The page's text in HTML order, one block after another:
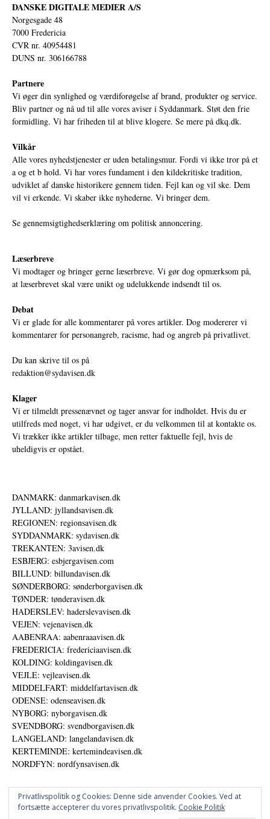
DANSKE DIGITALE MEDIER A/S
Norgesgade 48
7000 Fredericia
CVR nr. 40954481
DUNS nr. 306166788
Partnere
Vi øger din synlighed og værdiforøgelse af brand, produkter og service.
Bliv partner og nå ud til alle vores aviser i Syddanmark. Støt den frie
formidling. Vi har friheden til at blive klogere. Se mere på dkq.dk.
Vilkår
Alle vores nyhedstjenester er uden betalingsmur. Fordi vi ikke tror på et
a og et b hold. Vi har vores fundament i den kildekritiske tradition,
udviklet af danske historikere gennem tiden. Fejl kan og vil ske. Dem
vil vi erkende. Vi skaber ikke nyhederne. Vi bringer dem.
Se gennemsigtighedserklæring om politisk annoncering.
Læserbreve
Vi modtager og bringer gerne læserbreve. Vi gør dog opmærksom på,
at læserbrevet skal være unikt og udelukkende indsendt til os.
Debat
Vi er glade for alle kommentarer på vores artikler. Dog modererer vi
kommentarer for personangreb, racisme, had og angreb på privatlivet.
Du kan skrive til os på
redaktion@sydavisen.dk
Klager
Vi er tilmeldt pressenævnet og tager ansvar for indholdet. Hvis du er
utilfreds med noget, vi har udgivet, er du velkommen til at kontakte os.
Vi trækker ikke artikler tilbage, men retter faktuelle fejl, hvis de
uheldigvis er opstået.
DANMARK: danmarkavisen.dk
JYLLAND: jyllandsavisen.dk
REGIONEN: regionsavisen.dk
SYDDANMARK: sydavisen.dk
TREKANTEN: 3avisen.dk
ESBJERG: esbjergavisen.com
BILLUND: billundavisen.dk
SØNDERBORG: sønderborgavisen.dk
TØNDER: tønderavisen.dk
HADERSLEV: haderslevavisen.dk
VEJEN: vejenavisen.dk
AABENRAA: aabenraaavisen.dk
FREDERICIA: fredericiaavisen.dk
KOLDING: koldingavisen.dk
VEJLE: vejleavisen.dk
MIDDELFART: middelfartavisen.dk
ODENSE: odenseavisen.dk
NYBORG: nyborgavisen.dk
SVENDBORG: svendborgavisen.dk
LANGELAND: langelandavisen.dk
KERTEMINDE: kertemindeavisen.dk
NORDFYN: nordfynsavisen.dk
Privatlivspolitik og Cookies: Denne side anvender Cookies. Ved at
fortsætte accepterer du vores privatlivspolitik. Cookie Politik